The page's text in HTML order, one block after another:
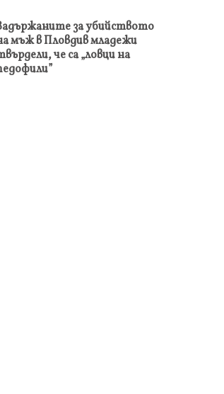
за убийството
мъж в Пловдив младежи
че са „ловци на